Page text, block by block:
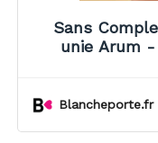
Sans
unie Arum
Blancheporte.fr